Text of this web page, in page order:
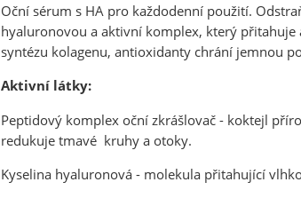
Oční sérum s HA pro každodenní použití.
hyaluronovou a aktivní komplex, který přitahuje
syntézu kolagenu, antioxidanty chrání jemnou
Aktivní látky:
Peptidový komplexoční zkrášlovač - koktejl
redukuje tmavé kruhy a otoky.
Kyselina hyaluronová- molekula přitahující